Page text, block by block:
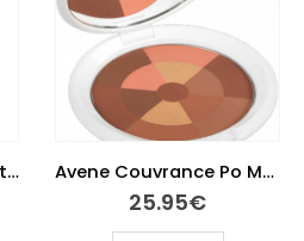
Avène Solar Mineral Leite 50+ 100 ml Avene Couvrance Po Mosaico Bronzeado 9 G
25.95€